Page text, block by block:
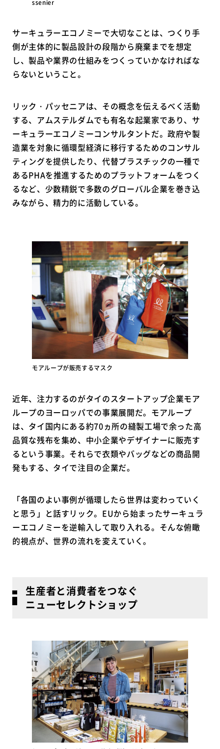
ssenier
サーキュラーエコノミーで大切なことは、つくり手
側が主体的に製品設計の段階から廃棄までを想定
し、製品や業界の仕組みをつくっていかなければな
らないということ。
リック・パッセニアは、その概念を伝えるべく活動
する、アムステルダムでも有名な起業家であり、サ
ーキュラーエコノミーコンサルタントだ。政府や製
造業を対象に循環型経済に移行するためのコンサル
ティングを提供したり、代替プラスチックの一種で
あるPHAを推進するためのプラットフォームをつく
るなど、少数精鋭で多数のグローバル企業を巻き込
みながら、精力的に活動している。
モアループが販売するマスク
近年、注力するのがタイのスタートアップ企業モア
ループのヨーロッパでの事業展開だ。モアループ
は、タイ国内にある約70ヵ所の縫製工場で余った高
品質な残布を集め、中小企業やデザイナーに販売す
るという事業。それらで衣類やバッグなどの商品開
発もする、タイで注目の企業だ。
「各国のよい事例が循環したら世界は変わっていく
と思う」と話すリック。EUから始まったサーキュラ
ーエコノミーを逆輸入して取り入れる。そんな俯瞰
的視点が、世界の流れを変えていく。
生産者と消費者をつなぐ
ニューセレクトショップ